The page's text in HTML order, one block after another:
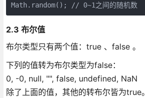
Math.random(); // 0~1之间的随机数
2.3 布尔值
布尔类型只有两个值：true 、false 。
下列的值转为布尔类型为false：
0, -0, null, "", false, undefined, NaN
除了上面的值，其他的转布尔皆为true。